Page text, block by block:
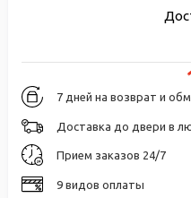
7 дней на возврат и
Доставка до двери в
Прием заказов 24/7
9 видов оплаты